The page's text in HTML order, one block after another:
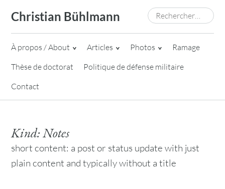
content
Christian Bühlmann Rechercher :
À propos / About Articles Photos
Ramage
Thèse de doctorat
Politique de défense militaire
Contact
Kind:Notes
short content: a post or status update with just
plain content and typically without a title